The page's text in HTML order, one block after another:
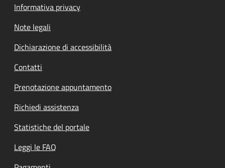
Informativa privacy
Note legali
Dichiarazione di accessibilità
Contatti
Prenotazione appuntamento
Richiedi assistenza
Statistiche del portale
Leggi le FAQ